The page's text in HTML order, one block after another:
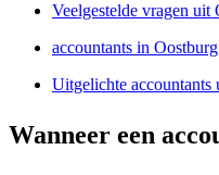
Veelgestelde vragen uit
accountants in Oostburg
Uitgelichte accountants
Wanneer een